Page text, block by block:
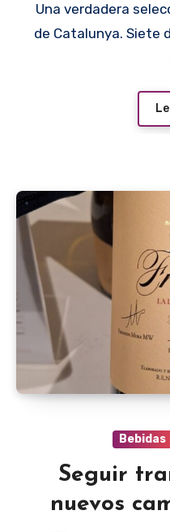
Una verdadera selección de los grandes vinos
de Catalunya. Siete
Bebidas
Seguir
nuevos